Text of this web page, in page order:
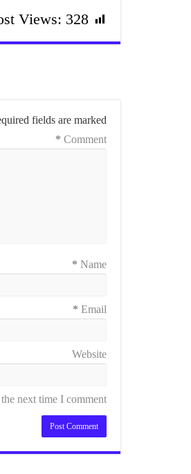
Views: 328
fields are marked
Comment
*
Name
*
Email
*
Website
next time I comment.